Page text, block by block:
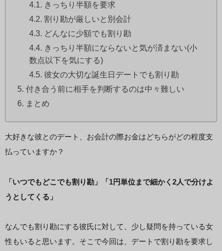
きっちり半額を要求
割り勘が厳しいと別会計
どんなに少額でも割り勘
きっちり半額にならないと気が済まない(小
数点以下を気にする)
彼女の大切な誕生日デートでも割り勘
付き合う前に相手を判断するのは中々難しい
まとめ
大好きな彼とのデート、お会計の際お金はどちらがどの程度支
払っていますか？
「いつでもどこでも割り勘」「1円単位まで細かく2人で分けよ
うとしてくる」
なんでも割り勘にする彼氏に対して、少し疑問を持っている女
性もいると思います。そこで今回は、デートで割り勘を要求し